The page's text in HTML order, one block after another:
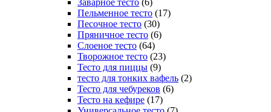
Пельменное тесто (17)
Песочное тесто (30)
Пряничное тесто (6)
Слоеное тесто (64)
Творожное тесто (23)
Тесто для пиццы (9)
тесто для тонких вафель (2)
Тесто для чебуреков (6)
Тесто на кефире (17)